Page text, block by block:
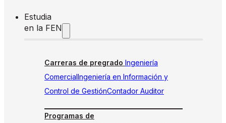
Estudia
en la FEN
Carreras de pregrado Ingeniería
ComercialIngeniería en Información y
Control de GestiónContador Auditor
Programas de